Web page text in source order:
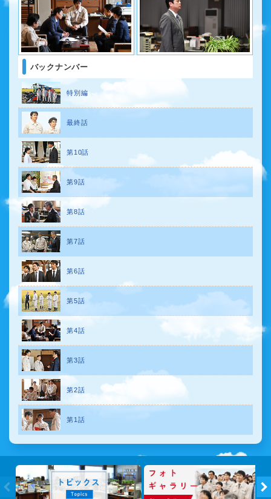
バックナンバー
特別編
最終話
第10話
第9話
第8話
第7話
第6話
第5話
第4話
第3話
第2話
第1話
トピッ
←